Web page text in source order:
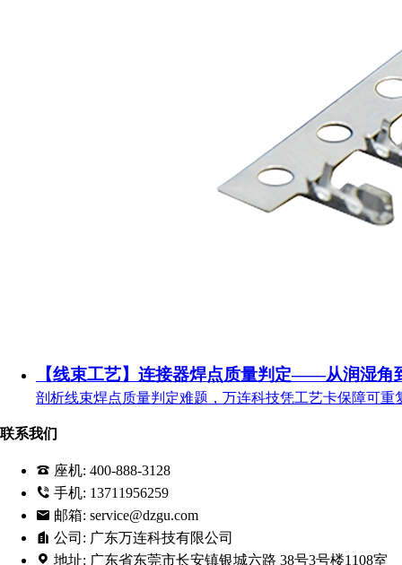
【线束工艺】连接器焊点质量判定——从润湿角
剖析线束焊点质量判定难题，万连科技凭工艺卡保障可重
联系我们
座机: 400-888-3128
手机: 13711956259
邮箱: service@dzgu.com
公司: 广东万连科技有限公司
地址: 广东省东莞市长安镇银城六路 38号3号楼1108室